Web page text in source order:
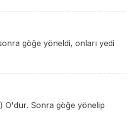
göğe yöneldi, onları yedi
O'dur. Sonra göğe yönelip